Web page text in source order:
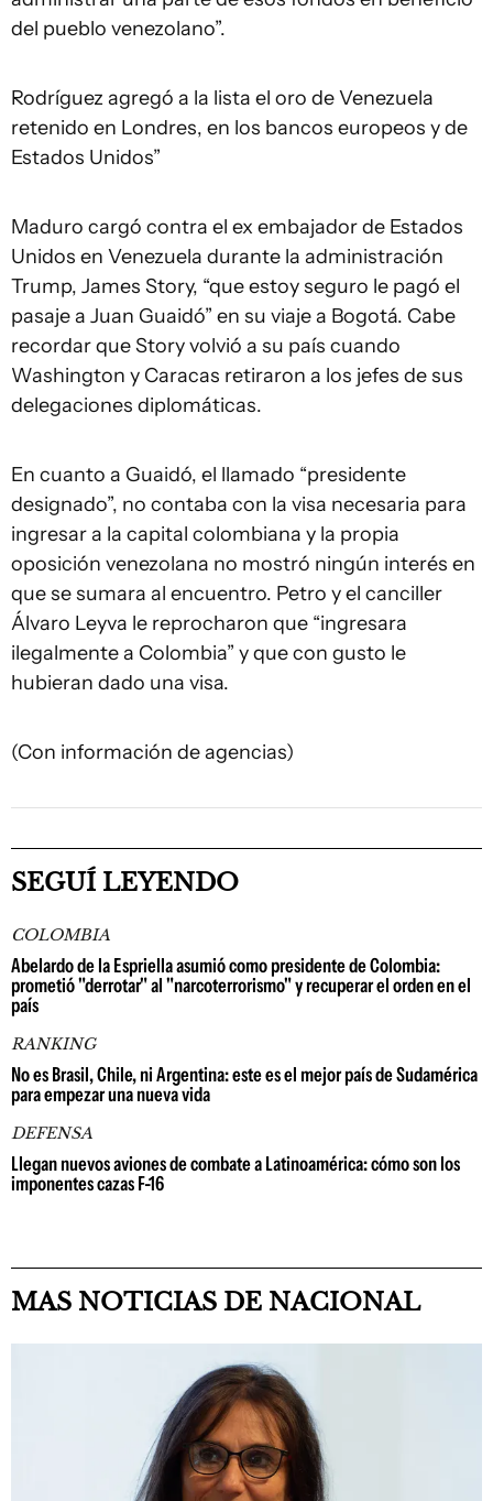
del pueblo venezolano”.
Rodríguez agregó a la lista el oro de Venezuela
retenido en Londres, en los bancos europeos y de
Estados Unidos”
Maduro cargó contra el ex embajador de Estados
Unidos en Venezuela durante la administración
Trump, James Story, “que estoy seguro le pagó el
pasaje a Juan Guaidó” en su viaje a Bogotá. Cabe
recordar que Story volvió a su país cuando
Washington y Caracas retiraron a los jefes de sus
delegaciones diplomáticas.
En cuanto a Guaidó, el llamado “presidente
designado”, no contaba con la visa necesaria para
ingresar a la capital colombiana y la propia
oposición venezolana no mostró ningún interés en
que se sumara al encuentro. Petro y el canciller
Álvaro Leyva le reprocharon que “ingresara
ilegalmente a Colombia” y que con gusto le
hubieran dado una visa.
(Con información de agencias)
SEGUÍ LEYENDO
COLOMBIA
Abelardo de la Espriella asumió como presidente de Colombia:
prometió "derrotar" al "narcoterrorismo" y recuperar el orden en el
país
RANKING
No es Brasil, Chile, ni Argentina: este es el mejor país de Sudamérica
para empezar una nueva vida
DEFENSA
Llegan nuevos aviones de combate a Latinoamérica: cómo son los
imponentes cazas F-16
MAS NOTICIAS DE NACIONAL